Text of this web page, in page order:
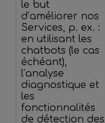
le but
d’améliorer nos
Services, p. ex. :
en utilisant les
chatbots (le cas
échéant),
l’analyse
diagnostique et
les
fonctionnalités
de détection des